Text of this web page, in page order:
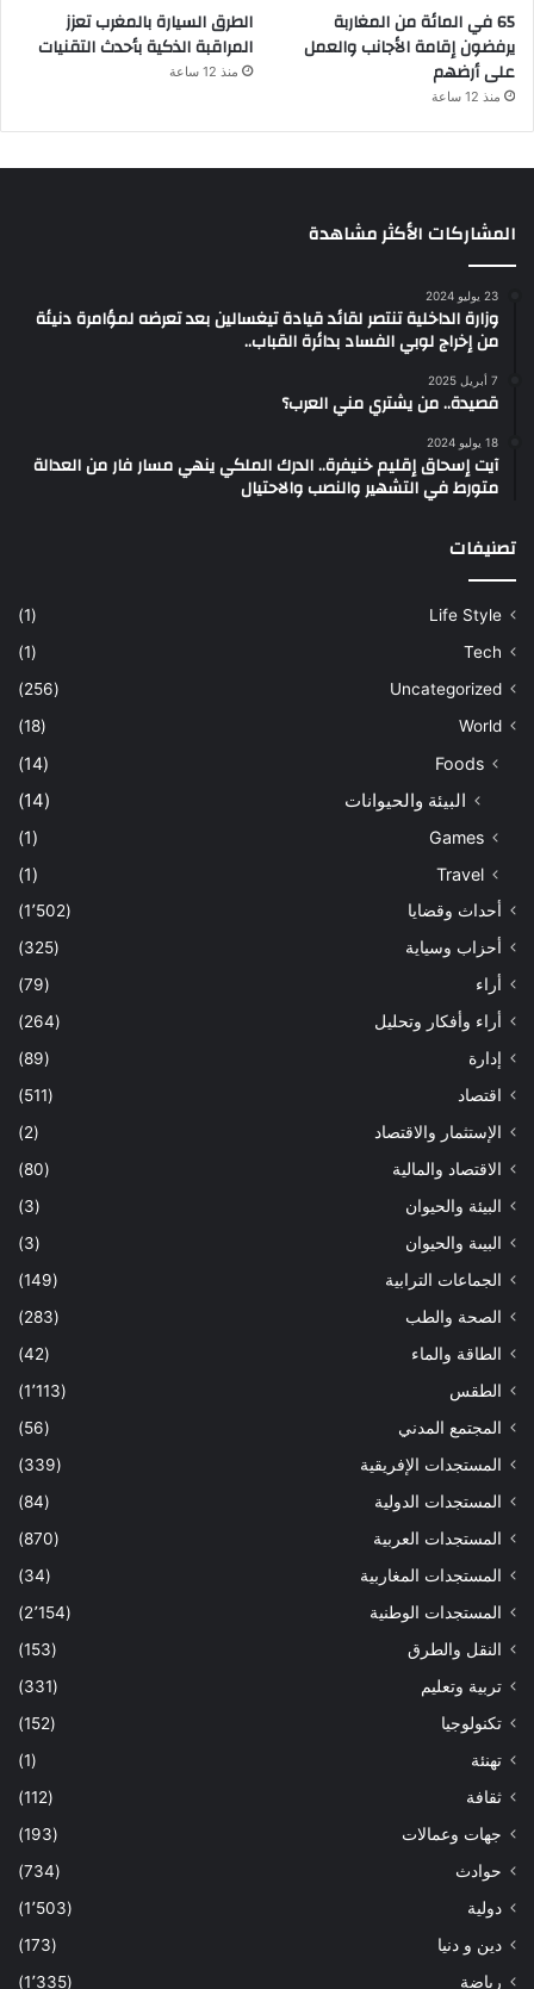
65 في المائة من المغاربة
يرفضون إقامة الأجانب والعمل
على أرضهم
منذ 12 ساعة
الطرق السيارة بالمغرب تعزز
المراقبة الذكية بأحدث التقنيات
منذ 12 ساعة
المشاركات الأكثر مشاهدة
23 يوليو 2024
وزارة الداخلية تنتصر لقائد قيادة تيغسالين بعد تعرضه لمؤامرة دنيئة
من إخراج لوبي الفساد بدائرة القباب..
7 أبريل 2025
قصيدة.. من يشتري مني العرب؟
18 يوليو 2024
آيت إسحاق إقليم خنيفرة.. الدرك الملكي ينهي مسار فار من العدالة
متورط في التشهير والنصب والاحتيال
تصنيفات
Life Style
(1)
Tech
(1)
Uncategorized
(256)
World
(18)
Foods
(14)
البيئة والحيوانات (14)
Games
(1)
Travel
(1)
أحداث وقضايا
(1٬502)
أحزاب وسياية
(325)
أراء
(79)
أراء وأفكار وتحليل
(264)
إدارة
(89)
اقتصاد
(511)
الإستثمار والاقتصاد
(2)
الاقتصاد والمالية
(80)
البيئة والحيوان
(3)
البيىة والحيوان
(3)
الجماعات الترابية
(149)
الصحة والطب
(283)
الطاقة والماء
(42)
الطقس
(1٬113)
المجتمع المدني
(56)
المستجدات الإفريقية
(339)
المستجدات الدولية
(84)
المستجدات العربية
(870)
المستجدات المغاربية
(34)
المستجدات الوطنية
(2٬154)
النقل والطرق
(153)
تربية وتعليم
(331)
تكنولوجيا
(152)
تهنئة
(1)
ثقافة
(112)
جهات وعمالات
(193)
حوادث
(734)
دولية
(1٬503)
دين و دنيا
(173)
رياضة
(1٬335)